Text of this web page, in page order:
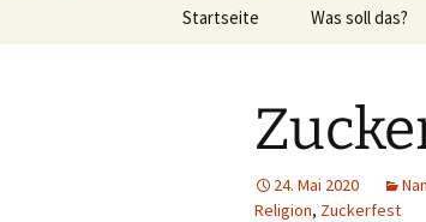
Startseite Was soll das?
24. Mai 2020
Religion, Zuckerfest